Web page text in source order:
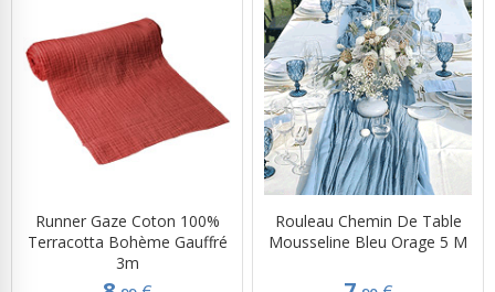
Runner Gaze Coton 100%
Terracotta Bohème Gauffré
3m
Rouleau Chemin De Table
Mousseline Bleu Orage 5 M